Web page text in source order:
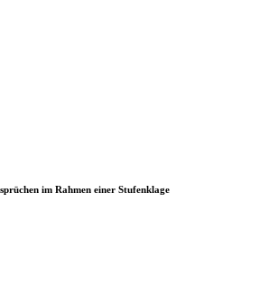
im Rahmen einer Stufenklage